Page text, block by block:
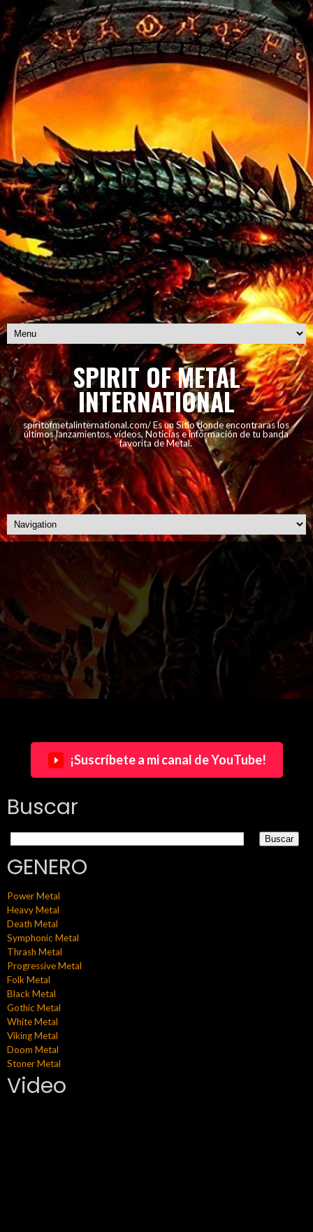
SPIRIT OF METAL
INTERNATIONAL
spiritofmetalinternational.com/ Es un Sitio donde encontraras los
últimos lanzamientos, vídeos, Noticias e información de tu banda
favorita de Metal.
¡Suscríbete a mi canal de YouTube!
Buscar
GENERO
Power Metal
Heavy Metal
Death Metal
Symphonic Metal
Thrash Metal
Progressive Metal
Folk Metal
Black Metal
Gothic Metal
White Metal
Viking Metal
Doom Metal
Stoner Metal
Video